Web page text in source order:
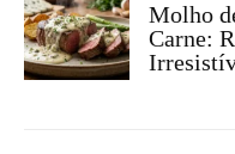
Molho
Carne: